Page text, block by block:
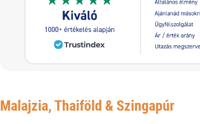
Malajzia, Thaiföld & Szingapúr